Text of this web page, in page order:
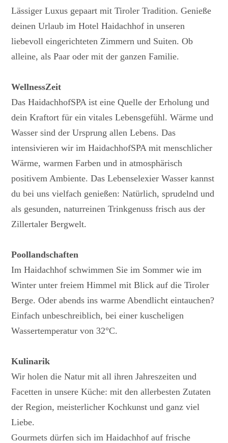
Lässiger Luxus gepaart mit Tiroler Tradition. Genieße
deinen Urlaub im Hotel Haidachhof in unseren
liebevoll eingerichteten Zimmern und Suiten. Ob
alleine, als Paar oder mit der ganzen Familie.
WellnessZeit
Das HaidachhofSPA ist eine Quelle der Erholung und
dein Kraftort für ein vitales Lebensgefühl. Wärme und
Wasser sind der Ursprung allen Lebens. Das
intensivieren wir im HaidachhofSPA mit menschlicher
Wärme, warmen Farben und in atmosphärisch
positivem Ambiente. Das Lebenselexier Wasser kannst
du bei uns vielfach genießen: Natürlich, sprudelnd und
als gesunden, naturreinen Trinkgenuss frisch aus der
Zillertaler Bergwelt.
Poollandschaften
Im Haidachhof schwimmen Sie im Sommer wie im
Winter unter freiem Himmel mit Blick auf die Tiroler
Berge. Oder abends ins warme Abendlicht eintauchen?
Einfach unbeschreiblich, bei einer kuscheligen
Wassertemperatur von 32°C.
Kulinarik
Wir holen die Natur mit all ihren Jahreszeiten und
Facetten in unsere Küche: mit den allerbesten Zutaten
der Region, meisterlicher Kochkunst und ganz viel
Liebe.
Gourmets dürfen sich im Haidachhof auf frische